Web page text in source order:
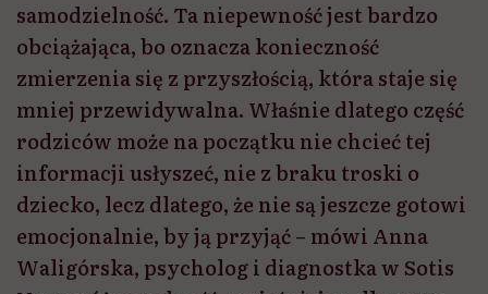
samodzielność. Ta niepewność jest bardzo
obciążająca, bo oznacza konieczność
zmierzenia się z przyszłością, która staje się
mniej przewidywalna. Właśnie dlatego część
rodziców może na początku nie chcieć tej
informacji usłyszeć, nie z braku troski o
dziecko, lecz dlatego, że nie są jeszcze gotowi
emocjonalnie, by ją przyjąć – mówi Anna
Waligórska, psycholog i diagnostka w Sotis